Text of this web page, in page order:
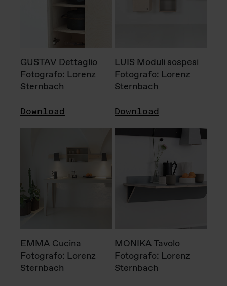
GUSTAV Dettaglio
Fotografo: Lorenz
Sternbach
Download
LUIS Moduli sospesi
Fotografo: Lorenz
Sternbach
Download
EMMA Cucina
Fotografo: Lorenz
Sternbach
MONIKA Tavolo
Fotografo: Lorenz
Sternbach